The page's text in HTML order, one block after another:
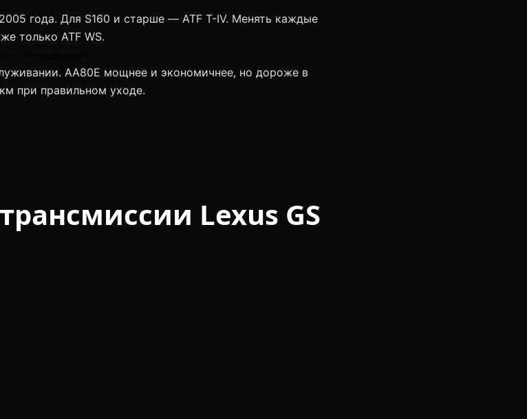
года. Для S160 и старше — ATF T-IV. Менять каждые
только ATF WS.
AA80E мощнее и экономичнее, но дороже в
при правильном уходе.
Lexus GS